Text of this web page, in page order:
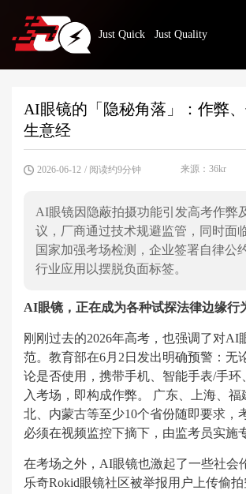
Just Quick Just Quality
AI眼镜的「隐秘角落」：作弊
生意经
2026-06-12 / 阅读约9分钟 来源：36kr
AI眼镜因隐蔽拍摄功能引发高考作弊
议，厂商通过技术规避监管，同时面
国家加强考场检测，企业签署自律公
行业应用以摆脱负面标签。
AI眼镜，正在成为各种试探法律边缘行
刚刚过去的2026年高考，也强调了对AI
范。教育部在6月2日发出明确预警：无
论是否使用，携带手机、智能手表/手环
入考场，即构成作弊。 广东、上海、福
北、内蒙古等至少10个省份随即要求，
必须在视频监控下摘下，由监考员实施
在考场之外，AI眼镜也激起了一些社会
乐奇Rokid眼镜社区被举报用户上传偷拍